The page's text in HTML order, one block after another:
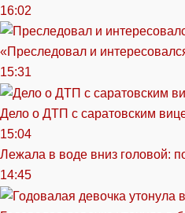
16:02
«Преследовал и
15:31
Дело о ДТП с саратовским
15:04
Лежала в воде вниз головой:
14:45